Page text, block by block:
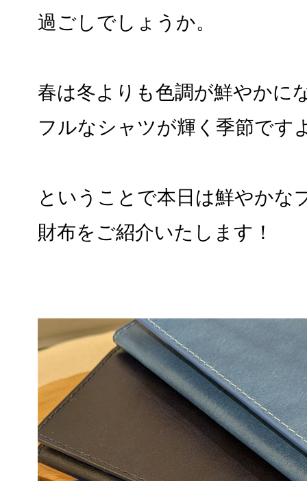
過ごしでしょうか。
春は冬よりも色調が鮮やかに
フルなシャツが輝く季節です
ということで本日は鮮やかな
財布をご紹介いたします！